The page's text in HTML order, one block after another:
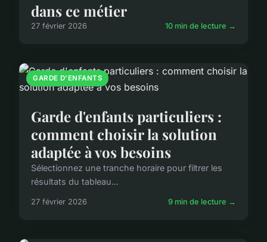
dans ce métier
27 février 2026 10 min de lecture →
GARDE D'ENFANTS
Garde d'enfants particuliers :
comment choisir la solution
adaptée à vos besoins
Sélectionnez une tranche horaire pour filtrer les
résultats du tableau...
27 février 2026 9 min de lecture →